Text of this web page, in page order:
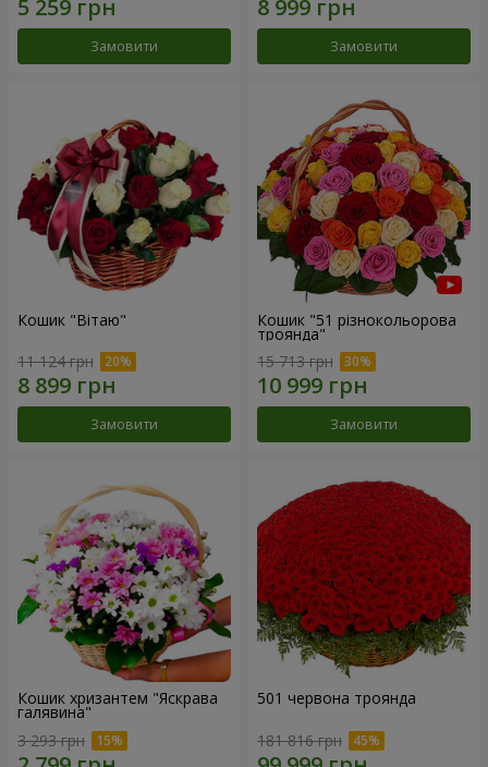
Замовити Замовити
Кошик "Вітаю"
11 124 грн
Замовити
Кошик "51 різнокольорова
троянда"
15 713 грн
Замовити
Кошик хризантем "Яскрава
галявина"
3 293 грн
501 червона троянда
181 816 грн